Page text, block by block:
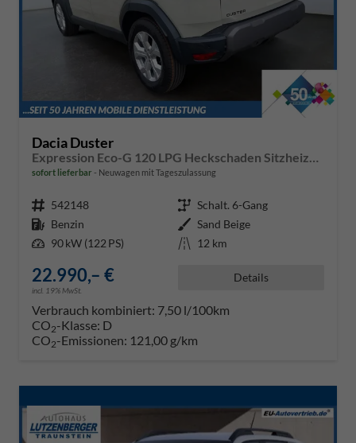
Dacia Duster
sofort lieferbar Neuwagen mit Tageszulassung
Fahrzeugnr. 542148 Getriebe Schalt. 6-Gang
Kraftstoff Benzin Außenfarbe Sand Beige
Leistung 90 kW (122 PS) Kilometerstand 12 km
22.990,– €
incl. 19% MwSt.
Details
Verbrauch kombiniert: 7,50 l/100km
CO2-Klasse: D
CO2-Emissionen: 121,00 g/km